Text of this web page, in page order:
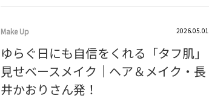
Make Up 2026.05.01
ゆらぐ日にも自信をくれる「タフ肌」
見せベースメイク｜ヘア＆メイク・長
井かおりさん発！